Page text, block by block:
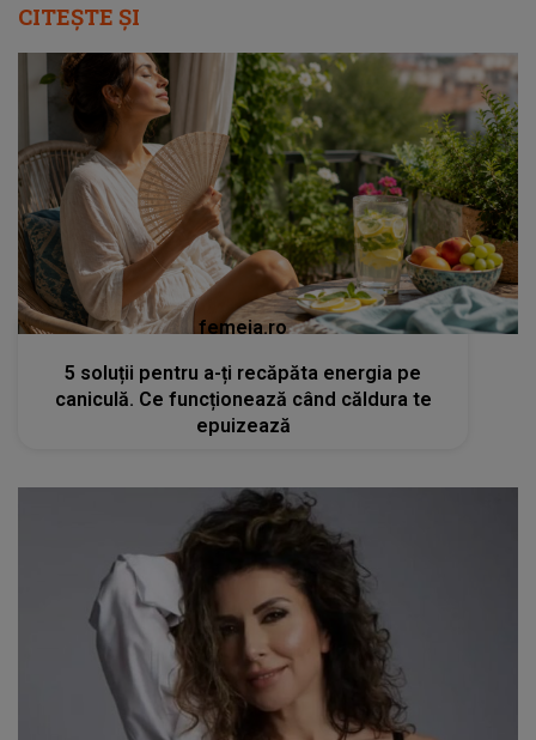
CITEȘTE ȘI
femeia.ro
5 soluții pentru a-ți recăpăta energia pe
caniculă. Ce funcționează când căldura te
epuizează